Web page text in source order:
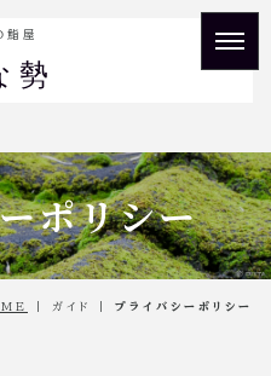
鮨屋
勢
ポリシー
| ガイド | プライバシーポリシー